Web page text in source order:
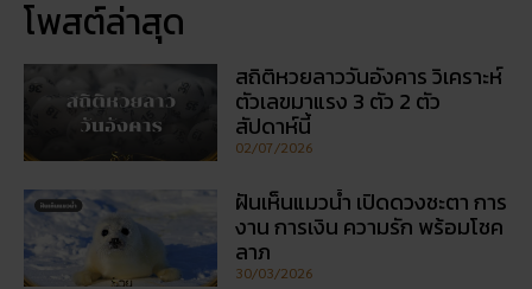
5 กิจกรรเสริมดวงโชคลาภ ใน
วันออกพรรษา
28/02/2026
ในปี 2026
27/02/2026